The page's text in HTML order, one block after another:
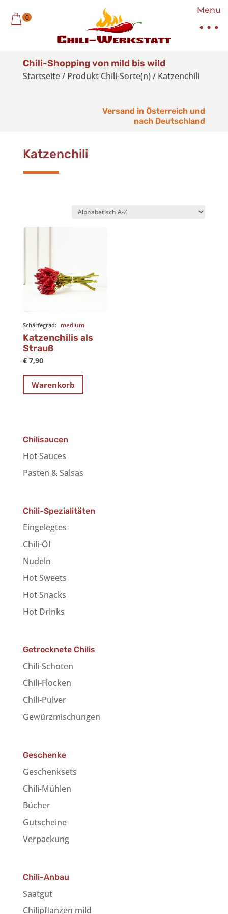
Menu
0
Chili-Shopping von mild bis wild
Startseite/ Produkt Chili-Sorte(n)/ Katzenchili
Versand in Österreich und
nach Deutschland
Katzenchili
Schärfegrad: medium
Katzenchilis als
Strauß
€7,90
Warenkorb
Chilisaucen
Hot Sauces
Pasten & Salsas
Chili-Spezialitäten
Eingelegtes
Chili-Öl
Nudeln
Hot Sweets
Hot Snacks
Hot Drinks
Getrocknete Chilis
Chili-Schoten
Chili-Flocken
Chili-Pulver
Gewürzmischungen
Geschenke
Geschenksets
Chili-Mühlen
Bücher
Gutscheine
Verpackung
Chili-Anbau
Saatgut
Chilipflanzen mild